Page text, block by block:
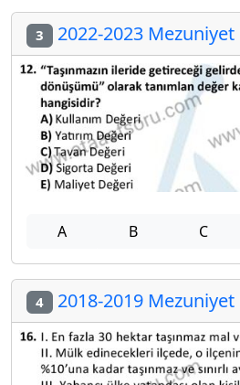
3 2022-2023 Mezuniyet
A B C
4 2018-2019 Mezuniyet